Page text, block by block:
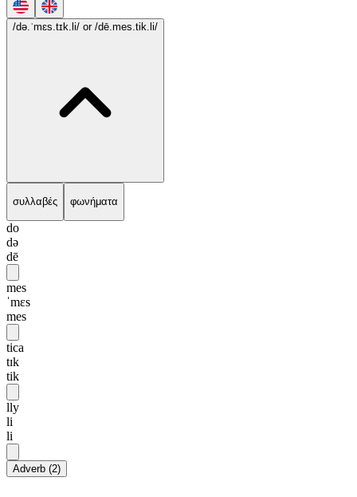
/də.ˈmɛs.tɪk.li/ or /dē.mes.tik.li/
συλλαβές φωνήματα
do
də
dē
mes
ˈmɛs
mes
tica
tɪk
tik
lly
li
li
Adverb (2)